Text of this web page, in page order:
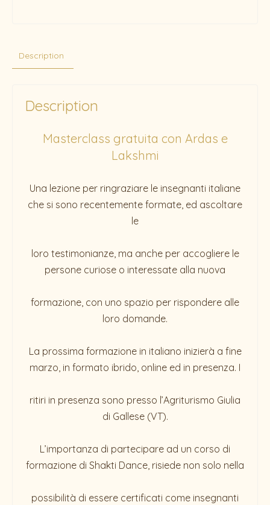
Description
Description
Masterclass gratuita con Ardas e
Lakshmi
Una lezione per ringraziare le insegnanti italiane
che si sono recentemente formate, ed ascoltare
le
loro testimonianze, ma anche per accogliere le
persone curiose o interessate alla nuova
formazione, con uno spazio per rispondere alle
loro domande.
La prossima formazione in italiano inizierà a fine
marzo, in formato ibrido, online ed in presenza. I
ritiri in presenza sono presso l’Agriturismo Giulia
di Gallese (VT).
L’importanza di partecipare ad un corso di
formazione di Shakti Dance, risiede non solo nella
possibilità di essere certificati come insegnanti